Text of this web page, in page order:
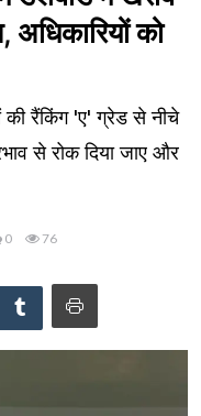
को
की रैंकिंग 'ए' ग्रेड से नीचे
से रोक दिया जाए और
0 76